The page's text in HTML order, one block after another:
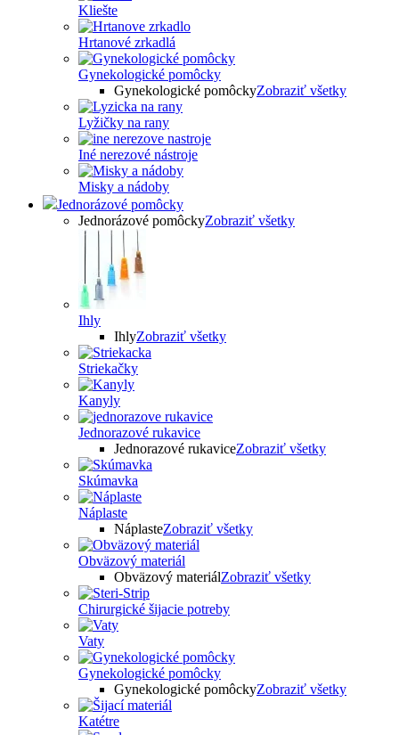
Kliešte
Hrtanové zrkadlá
Gynekologické pomôcky
Gynekologické pomôckyZobraziť všetky
Lyžičky na rany
Iné nerezové nástroje
Misky a nádoby
Jednorázové pomôcky
Jednorázové pomôckyZobraziť všetky
Ihly
IhlyZobraziť všetky
Striekačky
Kanyly
Jednorazové rukavice
Jednorazové rukaviceZobraziť všetky
Skúmavka
Náplaste
NáplasteZobraziť všetky
Obväzový materiál
Obväzový materiálZobraziť všetky
Chirurgické šijacie potreby
Vaty
Gynekologické pomôcky
Gynekologické pomôckyZobraziť všetky
Katétre